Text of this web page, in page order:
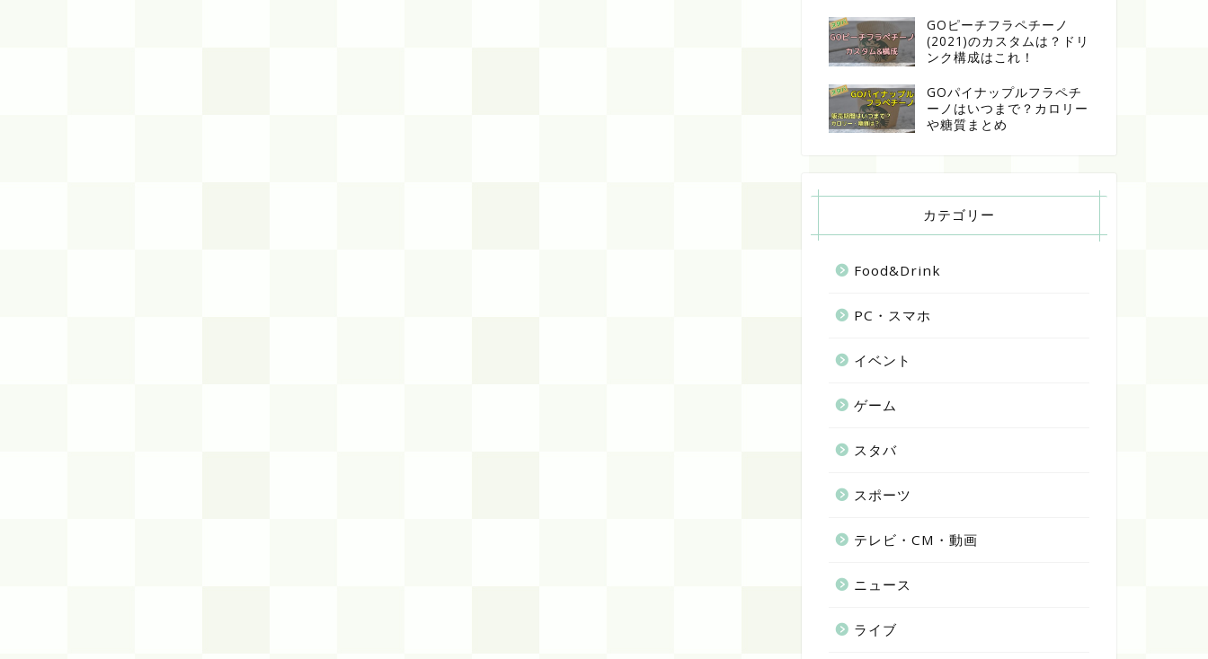
GOピーチフラペチーノ
(2021)のカスタムは？ドリ
ンク構成はこれ！
GOパイナップルフラペチ
ーノはいつまで？カロリー
や糖質まとめ
カテゴリー
Food&Drink
PC・スマホ
イベント
ゲーム
スタバ
スポーツ
テレビ・CM・動画
ニュース
ライブ